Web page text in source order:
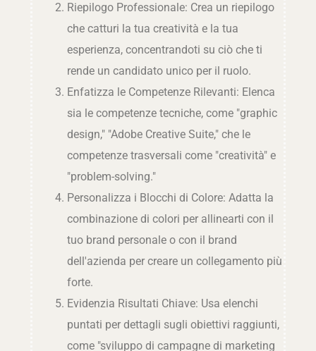
Riepilogo Professionale: Crea un riepilogo
che catturi la tua creatività e la tua
esperienza, concentrandoti su ciò che ti
rende un candidato unico per il ruolo.
Enfatizza le Competenze Rilevanti: Elenca
sia le competenze tecniche, come "graphic
design," "Adobe Creative Suite," che le
competenze trasversali come "creatività" e
"problem-solving."
Personalizza i Blocchi di Colore: Adatta la
combinazione di colori per allinearti con il
tuo brand personale o con il brand
dell'azienda per creare un collegamento più
forte.
Evidenzia Risultati Chiave: Usa elenchi
puntati per dettagli sugli obiettivi raggiunti,
come "sviluppo di campagne di marketing